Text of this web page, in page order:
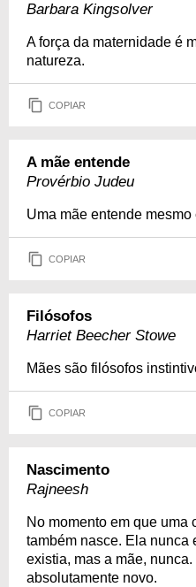
Barbara Kingsolver
A força da maternidade é
natureza.
COPIAR
A mãe entende
Provérbio Judeu
Uma mãe entende
COPIAR
Filósofos
Harriet Beecher Stowe
Mães são filósofos
COPIAR
Nascimento
Rajneesh
No momento em que uma
também nasce. Ela nunca
existia, mas a mãe,
absolutamente novo.